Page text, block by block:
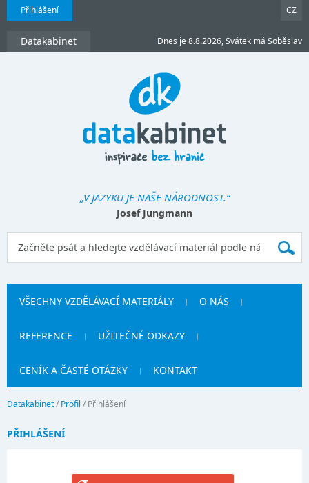
Přihlášení CZ
Datakabinet Dnes je 8.8.2026, Svátek má Soběslav
„V JAZYKU JE NAŠE NÁRODNOST.“
Josef Jungmann
VŠECHNY VZDĚLÁVACÍ MATERIÁLY O NÁS
REFERENCE UŽITEČNÉ ODKAZY
CENÍK A ČASTÉ OTÁZKY KONTAKT
Datakabinet/ Profil / Přihlášení
PŘIHLÁŠENÍ